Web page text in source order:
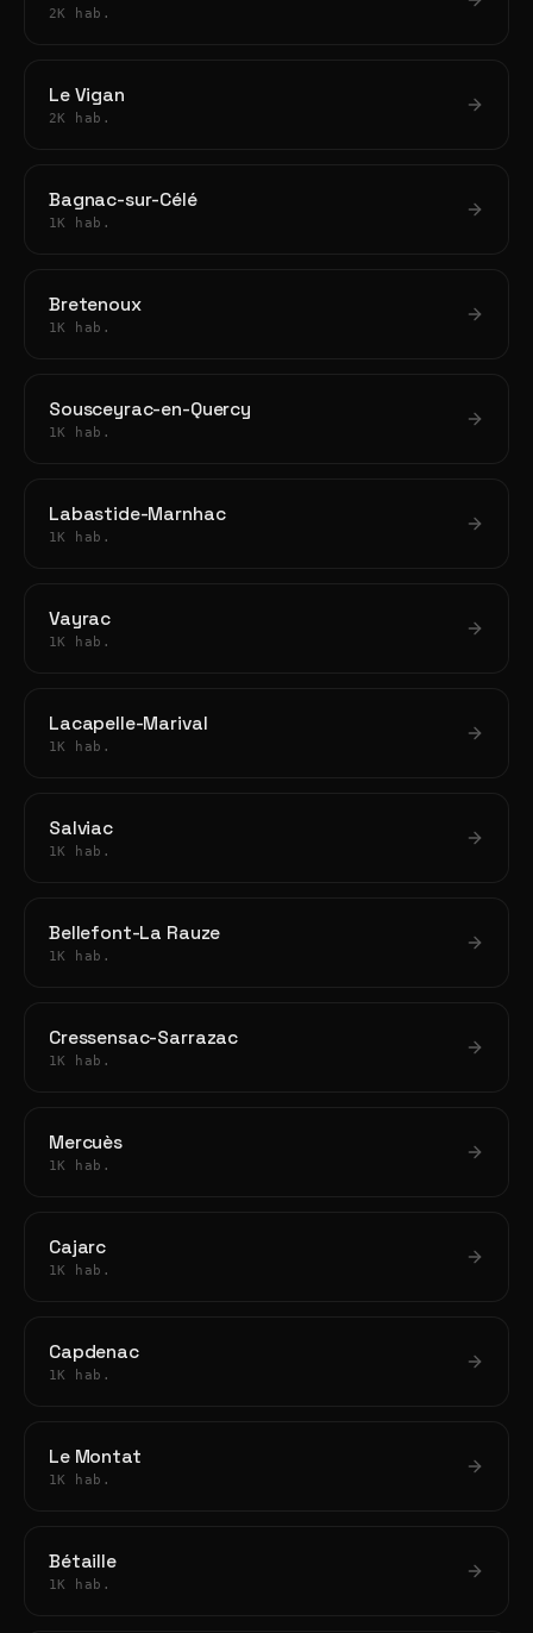
2K hab.
Le Vigan
2K hab.
Bagnac-sur-Célé
1K hab.
Bretenoux
1K hab.
Sousceyrac-en-Quercy
1K hab.
Labastide-Marnhac
1K hab.
Vayrac
1K hab.
Lacapelle-Marival
1K hab.
Salviac
1K hab.
Bellefont-La Rauze
1K hab.
Cressensac-Sarrazac
1K hab.
Mercuès
1K hab.
Cajarc
1K hab.
Capdenac
1K hab.
Le Montat
1K hab.
Bétaille
1K hab.